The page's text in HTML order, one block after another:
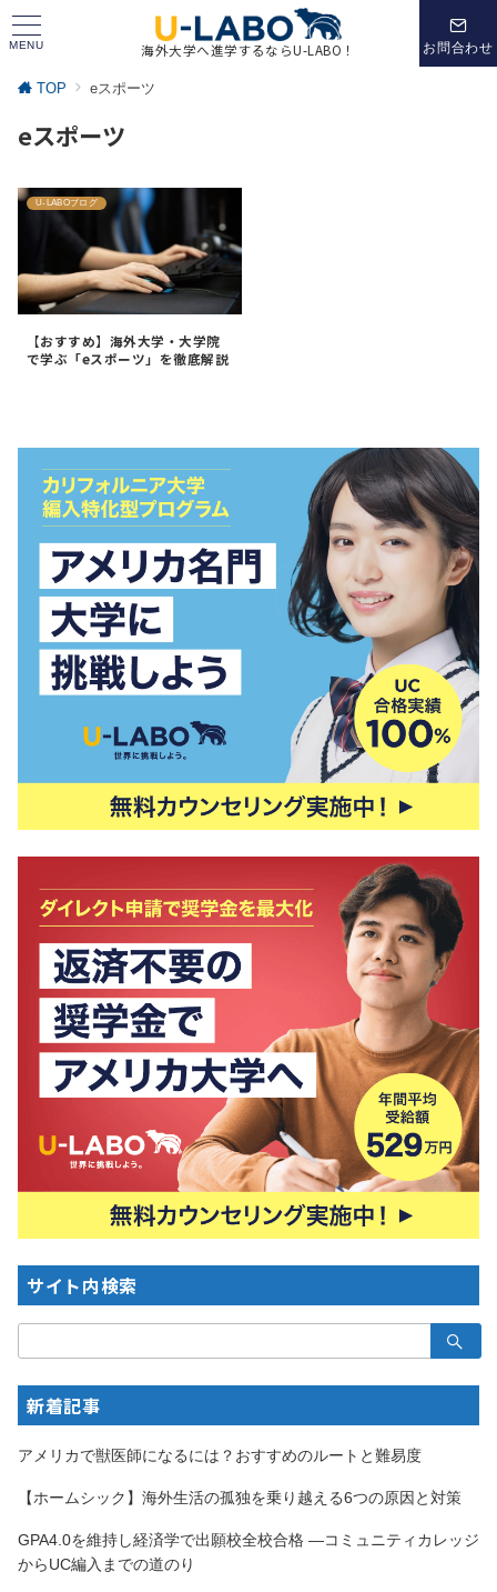
MENU 海外大学へ進学するならU-LABO！ お問合わせ
TOP eスポーツ
eスポーツ
U-LABOブログ
【おすすめ】海外大学・大学院
で学ぶ「eスポーツ」を徹底解説
サイト内検索
索：
新着記事
アメリカで獣医師になるには？おすすめのルートと難易度
【ホームシック】海外生活の孤独を乗り越える6つの原因と対策
GPA4.0を維持し経済学で出願校全校合格 —コミュニティカレッジ
からUC編入までの道のり